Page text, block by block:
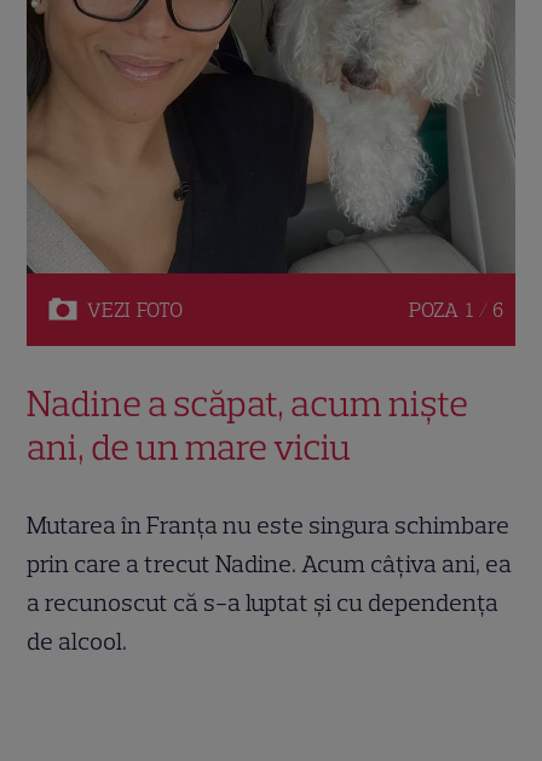
VEZI FOTO POZA 1 / 6
Nadine a scăpat, acum niște
ani, de un mare viciu
Mutarea în Franța nu este singura schimbare
prin care a trecut Nadine. Acum câțiva ani, ea
a recunoscut că s-a luptat și cu dependența
de alcool.